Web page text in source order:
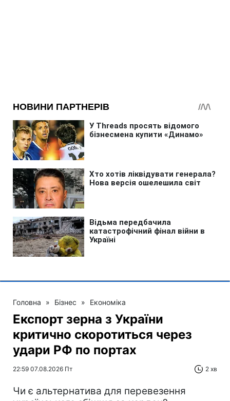
Головна » Бізнес » Економіка
Експорт зерна з України
критично скоротиться через
удари РФ по портах
22:59 07.08.2026 Пт 2 хв
Чи є альтернатива для перевезення